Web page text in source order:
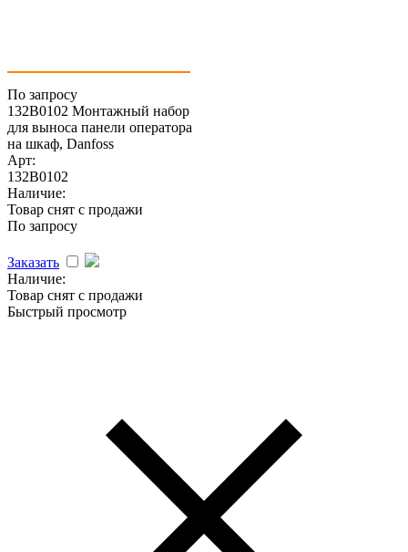
По запросу
132B0102 Монтажный набор
для выноса панели оператора
на шкаф, Danfoss
Арт:
132B0102
Наличие:
Товар снят с продажи
По запросу
Заказать
Наличие:
Товар снят с продажи
Быстрый просмотр